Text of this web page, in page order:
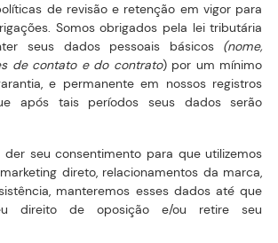
de revisão e retenção em vigor para
Somos obrigados pela lei tributária
seus dados pessoais básicos (nome,
de contato e do contrato) por um mínimo
e permanente em nossos registros
após tais períodos seus dados serão
der seu consentimento para que utilizemos
direto, relacionamentos da marca,
manteremos esses dados até que
direito de oposição e/ou retire seu